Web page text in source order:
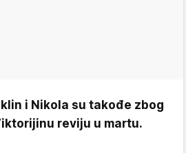
i Nikola su takođe zbog
reviju u martu.